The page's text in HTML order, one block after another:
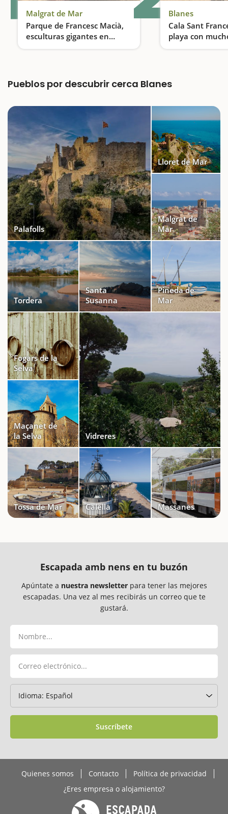
Malgrat de Mar
Parque de Francesc Macià,
esculturas gigantes en
Malgrat de Mar
Un parque donde todo es gigante
Blanes
Cala Sant
playa con
Pueblos por descubrir cerca Blanes
Palafolls
Lloret de Mar
Malgrat de
Mar
Tordera
Santa
Susanna
Pineda de
Mar
Fogars de la
Selva
Maçanet de
la Selva
Vidreres
Tossa de Mar Calella Massanes
Escapada amb nens en tu buzón
Apúntate a nuestra newsletterpara tener las mejores
escapadas. Una vez al mes recibirás un correo que te
gustará.
Suscríbete
Quienes somos Contacto
Política de privacidad
¿Eres empresa o alojamiento?